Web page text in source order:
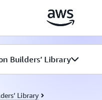
Builders’ Library
Library